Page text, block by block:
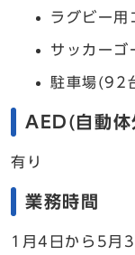
ラグビー用
サッカーゴ
駐車場(92
AED(自動体
有り
業務時間
1月4日から5月